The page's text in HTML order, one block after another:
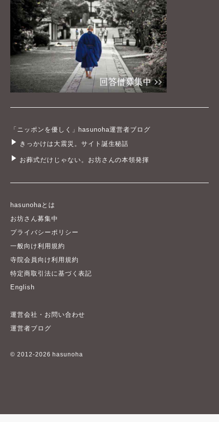
「ニッポンを優しく」hasunoha運営者ブログ
きっかけは大震災。サイト誕生秘話
お葬式だけじゃない。お坊さんの本領発揮
hasunohaとは
お坊さん募集中
プライバシーポリシー
一般向け利用規約
寺院会員向け利用規約
特定商取引法に基づく表記
English
運営会社・お問い合わせ
運営者ブログ
© 2012-2026 hasunoha